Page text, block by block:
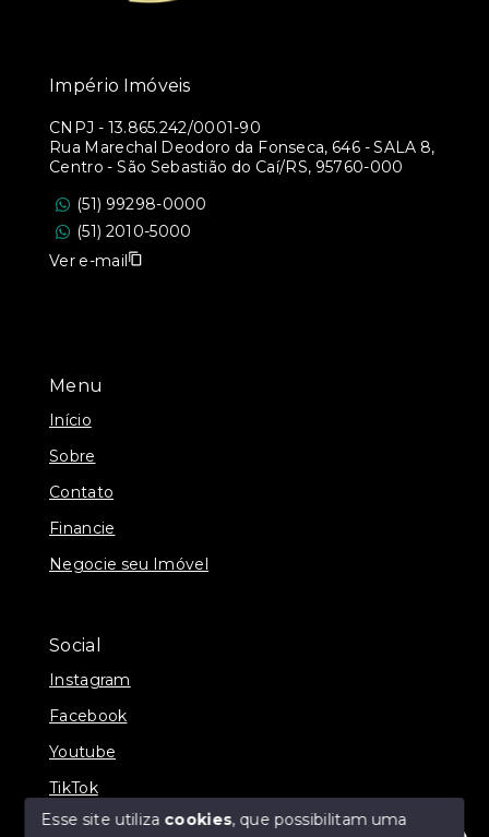
Menu
Início
Sobre
Contato
Financie
Negocie seu Imóvel
Social
Instagram
Facebook
Youtube
TikTok
Império Imóveis
CNPJ - 13.865.242/0001-90
Rua Marechal Deodoro da Fonseca, 646 - SALA 8,
Centro - São Sebastião do Caí/RS, 95760-000
(51) 99298-0000
(51) 2010-5000
Ver e-mail
Esse site utiliza cookies, que possibilitam uma